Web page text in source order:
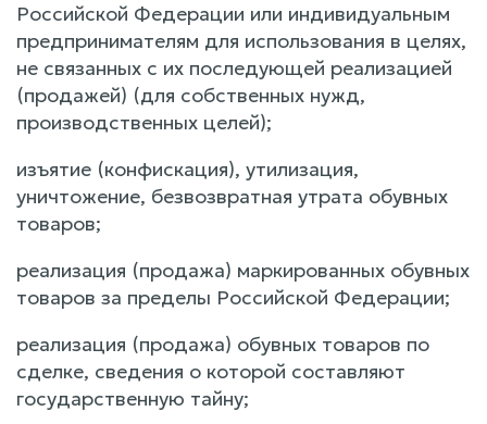
Российской Федерации или индивидуальным
предпринимателям для использования в целях,
не связанных с их последующей реализацией
(продажей) (для собственных нужд,
производственных целей);
изъятие (конфискация), утилизация,
уничтожение, безвозвратная утрата обувных
товаров;
реализация (продажа) маркированных обувных
товаров за пределы Российской Федерации;
реализация (продажа) обувных товаров по
сделке, сведения о которой составляют
государственную тайну;